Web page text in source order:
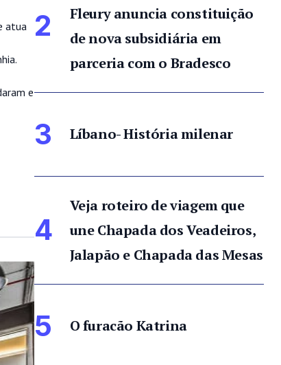
atua
e
2
Fleury anuncia constituição
de nova subsidiária em
parceria com o Bradesco
3 Líbano- História milenar
4
Veja roteiro de viagem que
une Chapada dos Veadeiros,
Jalapão e Chapada das Mesas
5 O furacão Katrina